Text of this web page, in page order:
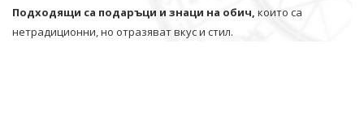
Подходящи са подаръци и знаци на обич, които са
нетрадиционни, но отразяват вкус и стил.